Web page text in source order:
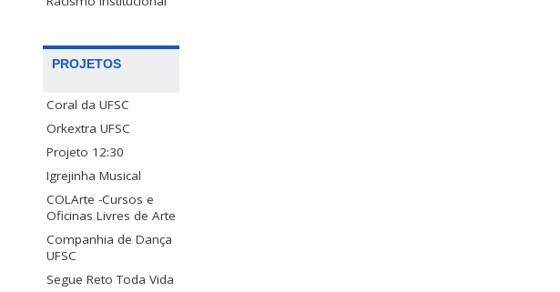
PROJETOS
Coral da UFSC
Orkextra UFSC
Projeto 12:30
Igrejinha Musical
COLArte -Cursos e
Oficinas Livres de Arte
Companhia de Dança
UFSC
Segue Reto Toda Vida